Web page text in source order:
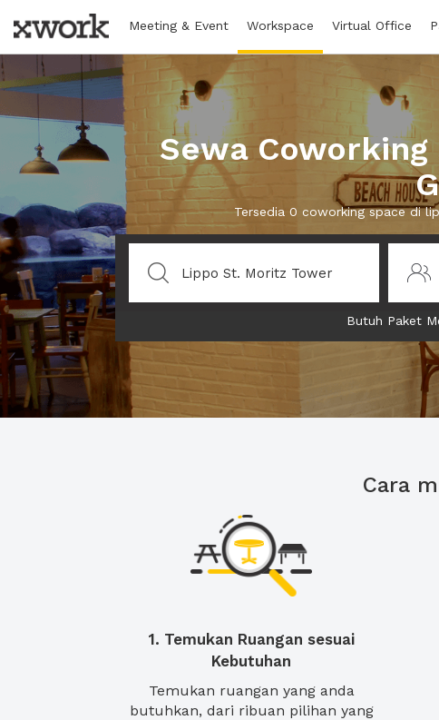
Meeting & Event Workspace Virtual Office
Sewa
Tersedia 0 coworking space di
Butuh Paket
Cara
1. Temukan Ruangan sesuai
Kebutuhan
Temukan ruangan yang anda
butuhkan, dari ribuan pilihan yang